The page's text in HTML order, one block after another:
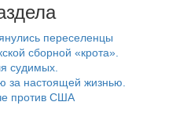
переселенцы
сборной «крота».
судимых.
за настоящей жизнью.
против США